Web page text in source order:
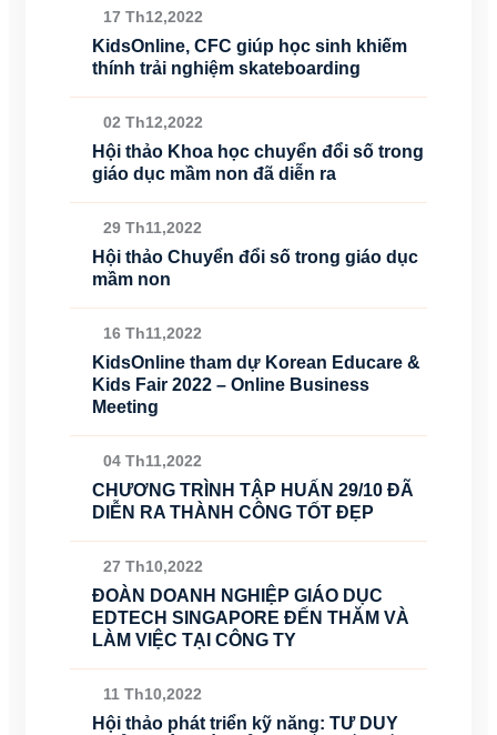
17 Th12,2022
KidsOnline, CFC giúp học sinh khiếm
thính trải nghiệm skateboarding
02 Th12,2022
Hội thảo Khoa học chuyển đổi số trong
giáo dục mầm non đã diễn ra
29 Th11,2022
Hội thảo Chuyển đổi số trong giáo dục
mầm non
16 Th11,2022
KidsOnline tham dự Korean Educare &
Kids Fair 2022 – Online Business
Meeting
04 Th11,2022
CHƯƠNG TRÌNH TẬP HUẤN 29/10 ĐÃ
DIỄN RA THÀNH CÔNG TỐT ĐẸP
27 Th10,2022
ĐOÀN DOANH NGHIỆP GIÁO DỤC
EDTECH SINGAPORE ĐẾN THĂM VÀ
LÀM VIỆC TẠI CÔNG TY
11 Th10,2022
Hội thảo phát triển kỹ năng: TƯ DUY